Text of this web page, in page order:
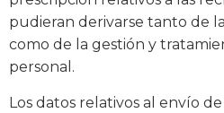
pudieran derivarse tanto de
como de la gestión y
personal.
Los datos relativos al envío